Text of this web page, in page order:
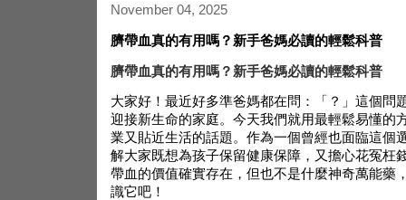
November 04, 2025
臍帶血真的有用嗎？新手爸媽必讀的輕鬆科普
臍帶血真的有用嗎？新手爸媽必讀的輕鬆科普
大家好！最近好多準爸媽都在問：「？」這個問
迎接新生命的家庭。今天我們就用最輕鬆易懂的
業又貼近生活的話題。作為一個曾經也面臨這個
解大家既想為孩子保留健康保障，又擔心花冤枉
帶血的價值確實存在，但也不是什麼神奇萬能藥
識它吧！